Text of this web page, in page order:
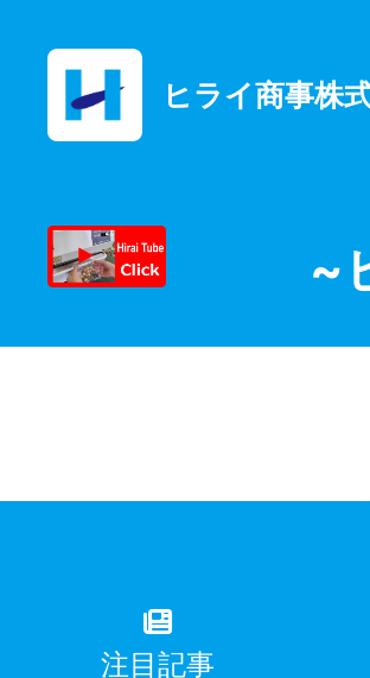
ヒライ商事株
~
注目記事